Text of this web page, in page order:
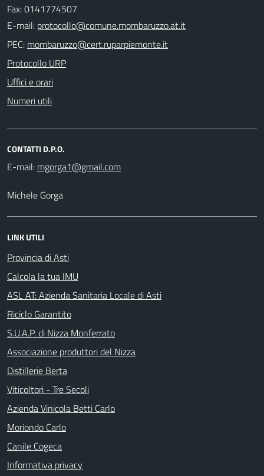
Fax: 0141774507
E-mail:
PEC:
Protocollo URP
Uffici e orari
Numeri utili
CONTATTI D.P.O.
E-mail:
Michele Gorga
LINK UTILI
Provincia di Asti
Calcola la tua IMU
ASL AT: Azienda Sanitaria Locale di Asti
Riciclo Garantito
S.U.A.P. di Nizza Monferrato
Associazione produttori del Nizza
Distillerie Berta
Viticoltori - Tre Secoli
Azienda Vinicola Betti Carlo
Moriondo Carlo
Canile Cogeca
Informativa privacy